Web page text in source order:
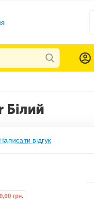
Білий
Написати відгук
грн.